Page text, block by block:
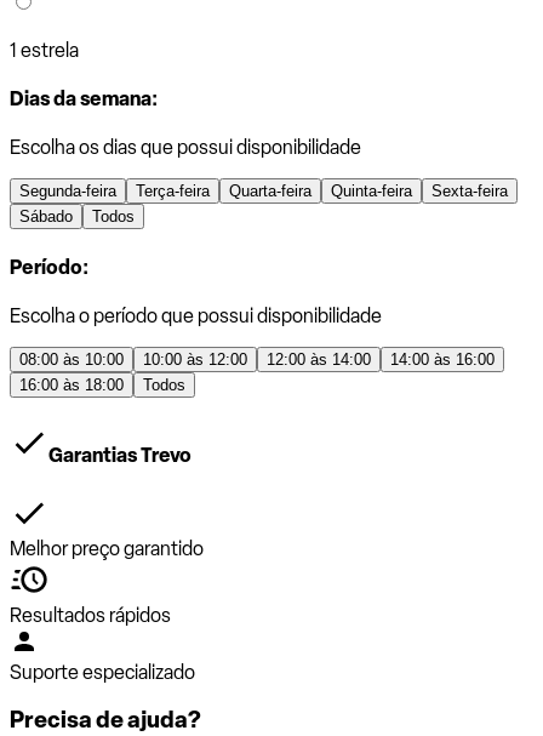
1 estrela
Dias da semana:
Escolha os dias que possui disponibilidade
Segunda-feira Terça-feira Quarta-feira Quinta-feira
Sexta-feira
Sábado
Todos
Período:
Escolha o período que possui disponibilidade
08:00 às 10:00 10:00 às 12:00 12:00 às 14:00
14:00 às 16:00
16:00 às 18:00
Todos
Garantias Trevo
Melhor preço garantido
Resultados rápidos
Suporte especializado
Precisa de ajuda?